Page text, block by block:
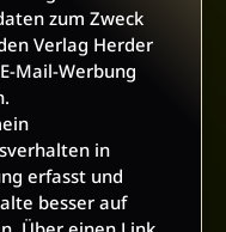
zum Zweck
Verlag Herder
Mail-Werbung
in
erfasst und
besser auf